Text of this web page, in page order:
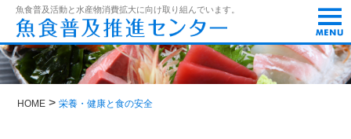
魚食普及活動と水産物消費拡大に向け取り組んでいます。
t
o
g
g
e
HOME >栄養・健康と食の安全